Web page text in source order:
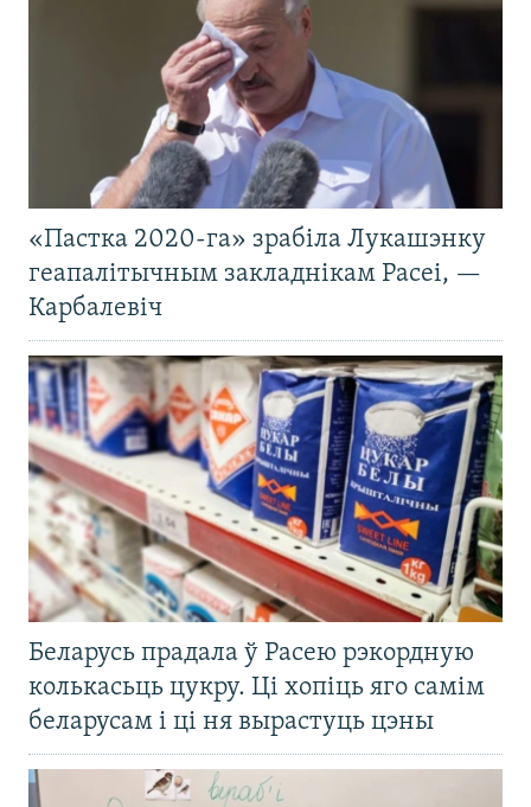
«Пастка 2020-га» зрабіла Лукашэнку
геапалітычным закладнікам Расеі, —
Карбалевіч
Беларусь прадала ў Расею рэкордную
колькасьць цукру. Ці хопіць яго самім
беларусам і ці ня вырастуць цэны